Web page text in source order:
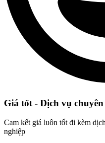
Giá tốt - Dịch vụ
Cam kết giá luôn tốt đi kèm
nghiệp